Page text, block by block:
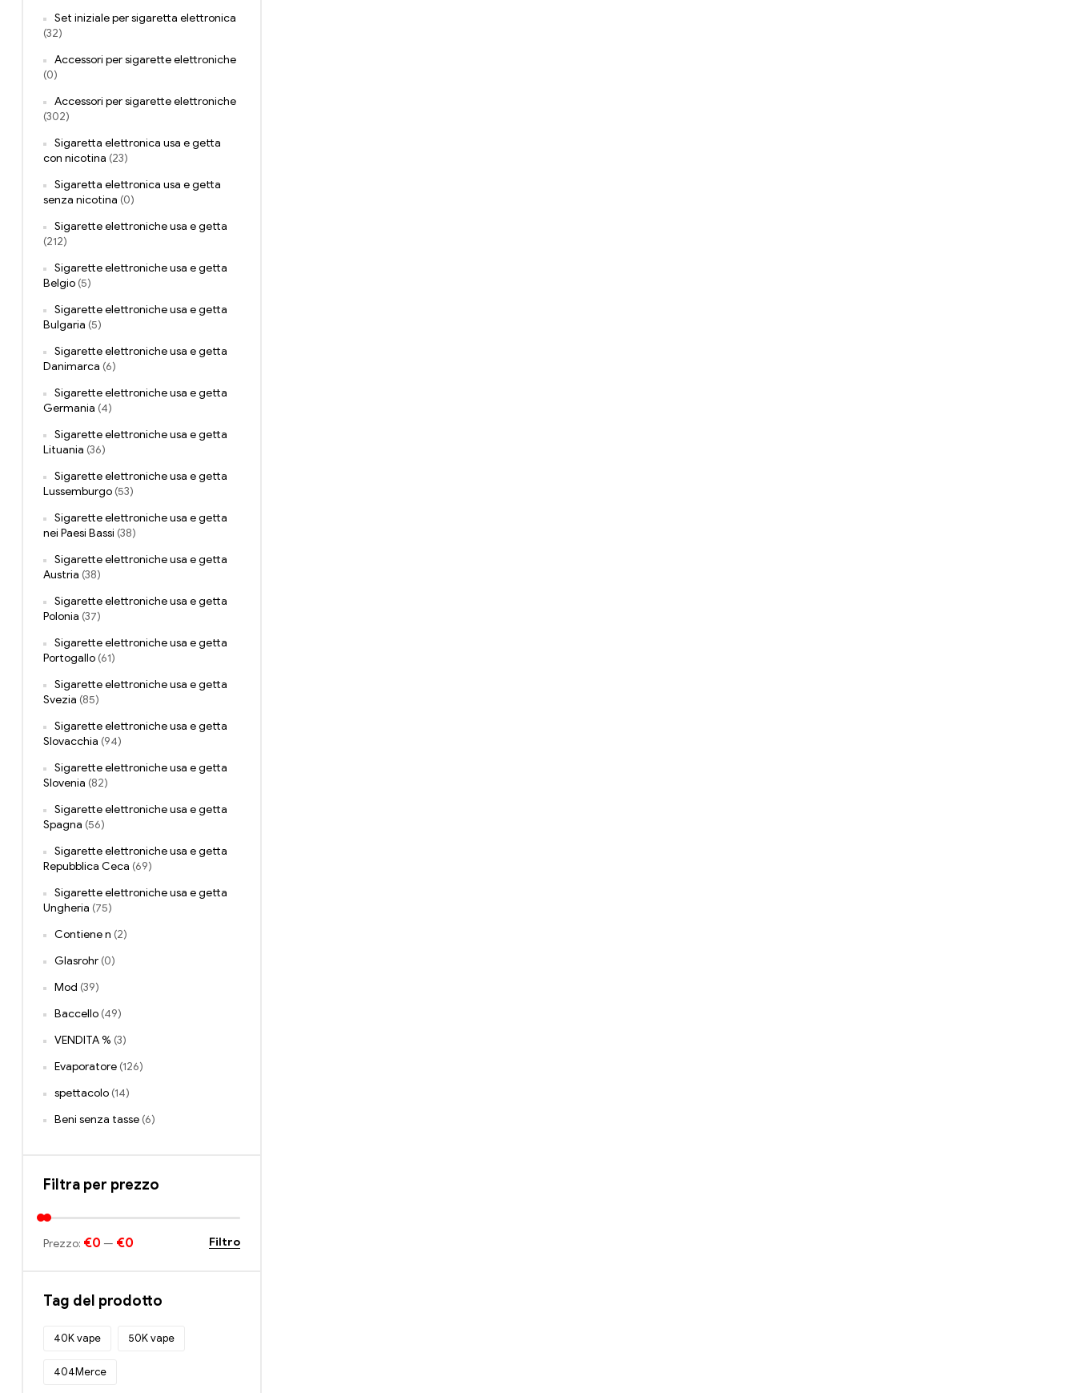
Set iniziale per sigaretta elettronica
(32)
Accessori per sigarette elettroniche
(0)
Accessori per sigarette elettroniche
(302)
Sigaretta elettronica usa e getta
con nicotina (23)
Sigaretta elettronica usa e getta
senza nicotina (0)
Sigarette elettroniche usa e getta
(212)
Sigarette elettroniche usa e getta
Belgio (5)
Sigarette elettroniche usa e getta
Bulgaria (5)
Sigarette elettroniche usa e getta
Danimarca (6)
Sigarette elettroniche usa e getta
Germania (4)
Sigarette elettroniche usa e getta
Lituania (36)
Sigarette elettroniche usa e getta
Lussemburgo (53)
Sigarette elettroniche usa e getta
nei Paesi Bassi (38)
Sigarette elettroniche usa e getta
Austria (38)
Sigarette elettroniche usa e getta
Polonia (37)
Sigarette elettroniche usa e getta
Portogallo (61)
Sigarette elettroniche usa e getta
Svezia (85)
Sigarette elettroniche usa e getta
Slovacchia (94)
Sigarette elettroniche usa e getta
Slovenia (82)
Sigarette elettroniche usa e getta
Spagna (56)
Sigarette elettroniche usa e getta
Repubblica Ceca (69)
Sigarette elettroniche usa e getta
Ungheria (75)
Contiene n (2)
Glasrohr (0)
Mod (39)
Baccello (49)
VENDITA % (3)
Evaporatore (126)
spettacolo (14)
Beni senza tasse (6)
Filtra per prezzo
Filtro
Prezzo: €0 — €0
Tag del prodotto
40K vape 50K vape
404Merce